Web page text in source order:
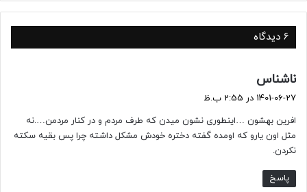
6 دیدگاه
ناشناس
:
1401-06-27 در 2:55 ب.ظ
افرین بهشون …اینطوری نشون میدن که طرف مردم و در کنار مردمن….نه
مثل اون یارو که اومده گفته دختره خودش مشکل داشته چرا پس بقیه سکته
نکردن.
پاسخ